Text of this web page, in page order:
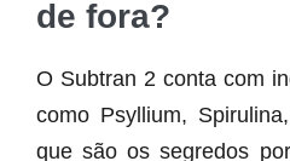
de fora?
O Subtran 2 conta com
como Psyllium,
que são os segredos